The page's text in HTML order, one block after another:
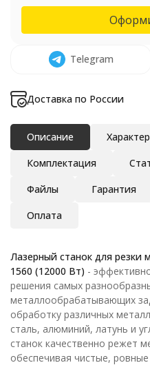
Telegram
Доставка по России
Описание
Комплектация
Файлы
Гарантия
Оплата
Лазерный станок для резки
1560 (12000 Вт) -
решения самых
металлообрабатывающих
обработку различных
сталь, алюминий, латунь и
станок качественно режет
обеспечивая чистые,